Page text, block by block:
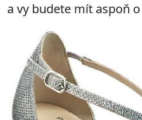
a vy budete mít aspoň